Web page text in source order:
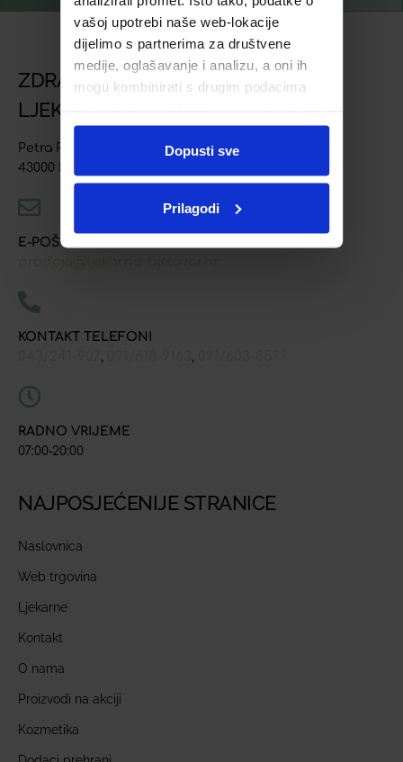
vašoj upotrebi naše web-lokacije
dijelimo s partnerima za društvene
medije, oglašavanje i analizu, a oni ih
mogu kombinirati s drugim podacima
ste upotrebljavali njihove usluge.
Dopusti sve
Prilagodi
ZDRAVSTVENA USTANOVA
LJEKARNA BJELOVAR
Petra Preradovića 4
43000 Bjelovar
E-POŠTA
KONTAKT TELEFONI
, ,
RADNO VRIJEME
07:00-20:00
NAJPOSJEĆENIJE STRANICE
Naslovnica
Web trgovina
Ljekarne
Kontakt
O nama
Proizvodi na akciji
Kozmetika